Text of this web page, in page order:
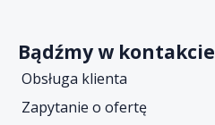
Bądźmy w kontakcie
Obsługa klienta
Zapytanie o ofertę